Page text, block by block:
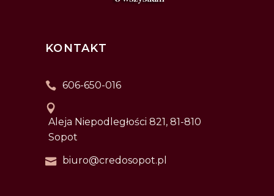
KONTAKT
606-650-016
Aleja Niepodległości 821, 81-810
Sopot
biuro@credosopot.pl